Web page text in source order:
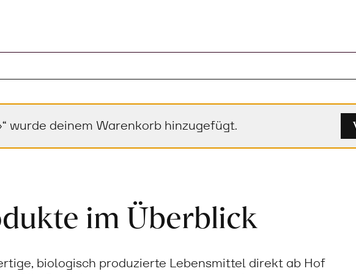
wurde deinem Warenkorb hinzugefügt.
im Überblick
biologisch produzierte Lebensmittel direkt ab Hof